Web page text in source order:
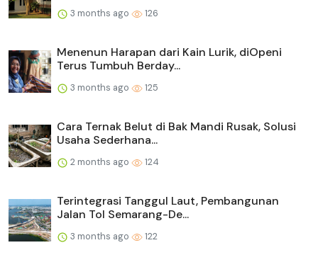
3 months ago 126
Menenun Harapan dari Kain Lurik, diOpeni
Terus Tumbuh Berday...
3 months ago 125
Cara Ternak Belut di Bak Mandi Rusak, Solusi
Usaha Sederhana...
2 months ago 124
Terintegrasi Tanggul Laut, Pembangunan
Jalan Tol Semarang-De...
3 months ago 122